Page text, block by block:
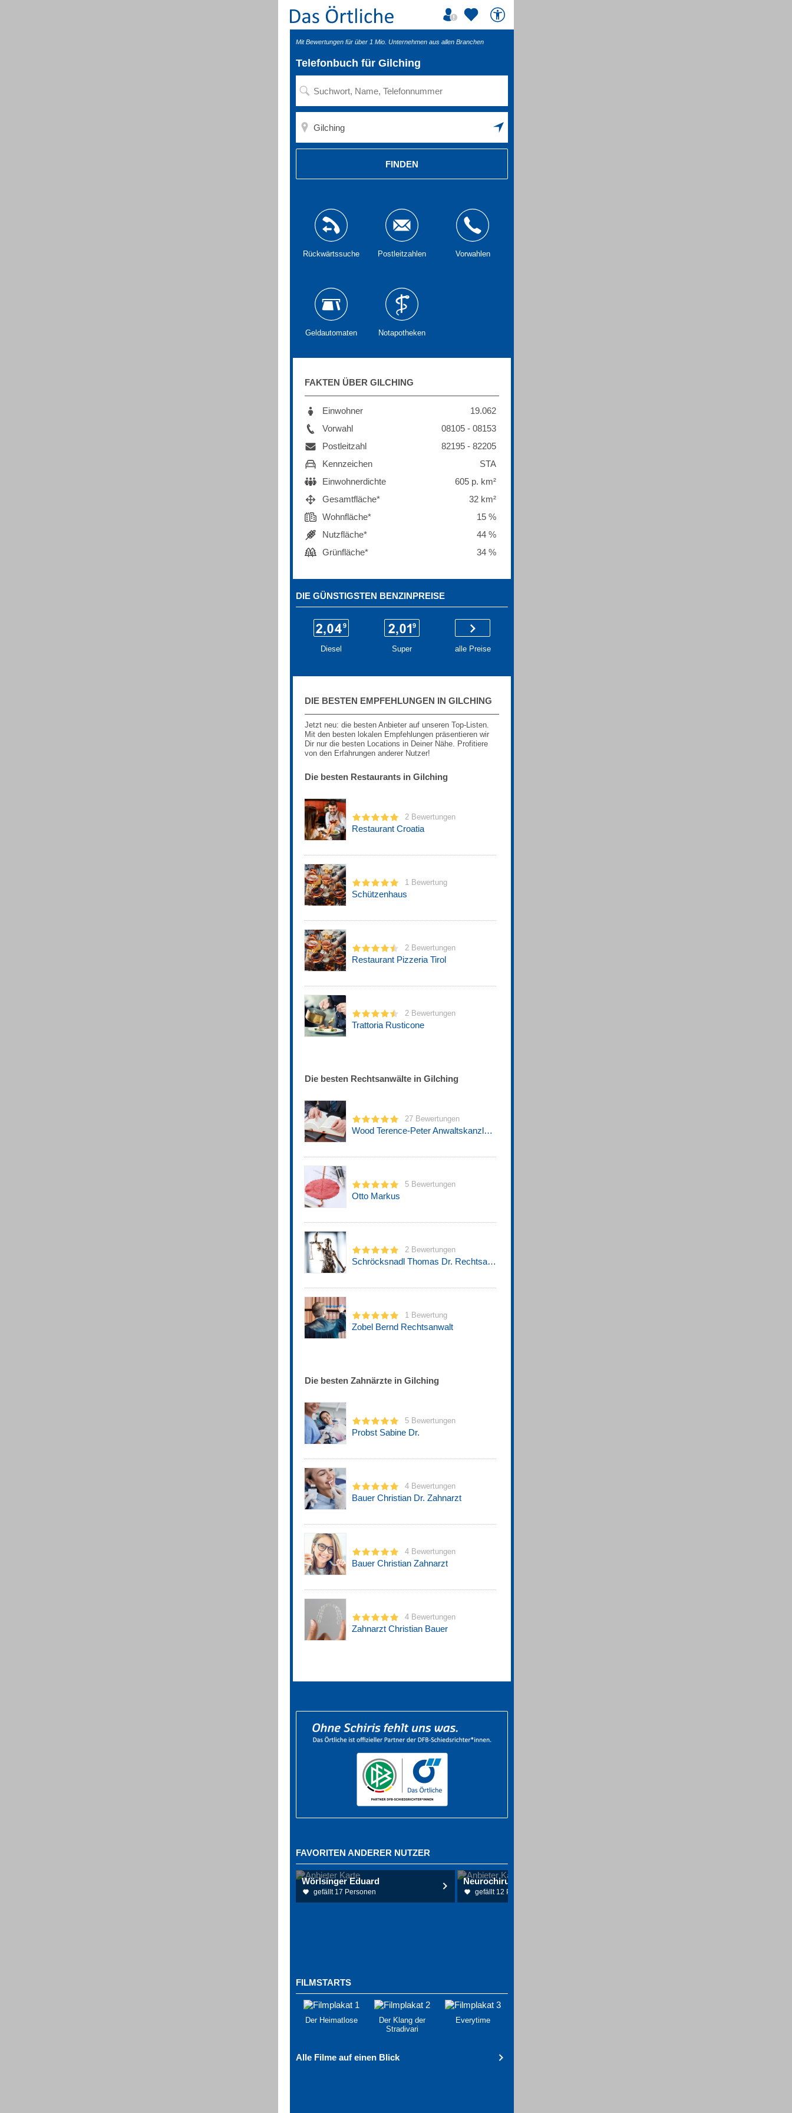
Mit Bewertungen für über 1 Mio. Unternehmen aus allen Branchen
Telefonbuch für Gilching
FINDEN
Rückwärtssuche Postleitzahlen Vorwahlen
Geldautomaten Notapotheken
FAKTEN ÜBER GILCHING
Einwohner
19.062
Vorwahl
08105 - 08153
Postleitzahl
82195 - 82205
Kennzeichen
STA
Einwohnerdichte
605 p. km²
Gesamtfläche*
32 km²
Wohnfläche*
15 %
Nutzfläche*
44 %
Grünfläche*
34 %
DIE GÜNSTIGSTEN BENZINPREISE
Diesel Super alle Preise
DIE BESTEN EMPFEHLUNGEN IN GILCHING
Jetzt neu: die besten Anbieter auf unseren Top-Listen.
Mit den besten lokalen Empfehlungen präsentieren wir
Dir nur die besten Locations in Deiner Nähe. Profitiere
von den Erfahrungen anderer Nutzer!
Die besten Restaurants in Gilching
2 Bewertungen
Restaurant Croatia
1 Bewertung
Schützenhaus
2 Bewertungen
Restaurant Pizzeria Tirol
2 Bewertungen
Trattoria Rusticone
Die besten Rechtsanwälte in Gilching
27 Bewertungen
Wood Terence-Peter Anwaltskanzlei Wood
5 Bewertungen
Otto Markus
2 Bewertungen
Schröcksnadl Thomas Dr. Rechtsanwaltskanzlei
1 Bewertung
Zobel Bernd Rechtsanwalt
Die besten Zahnärzte in Gilching
5 Bewertungen
Probst Sabine Dr.
4 Bewertungen
Bauer Christian Dr. Zahnarzt
4 Bewertungen
Bauer Christian Zahnarzt
4 Bewertungen
Zahnarzt Christian Bauer
FAVORITEN ANDERER NUTZER
Wörlsinger Eduard
gefällt 17 Personen gefällt 12 Personen
FILMSTARTS
Der Heimatlose
Der Klang der
Stradivari
Everytime
Alle Filme auf einen Blick